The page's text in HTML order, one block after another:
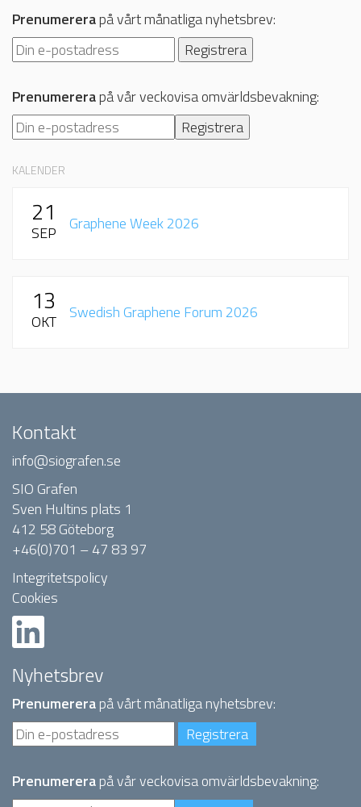
Prenumererapå vårt månatliga nyhetsbrev:
Prenumererapå vår veckovisa omvärldsbevakning:
KALENDER
21
SEP Graphene Week 2026
13
OKT Swedish Graphene Forum 2026
Kontakt
info@siografen.se
SIO Grafen
Sven Hultins plats 1
412 58 Göteborg
+46(0)701 – 47 83 97
Integritetspolicy
Cookies
Nyhetsbrev
Prenumererapå vårt månatliga nyhetsbrev:
Prenumererapå vår veckovisa omvärldsbevakning: